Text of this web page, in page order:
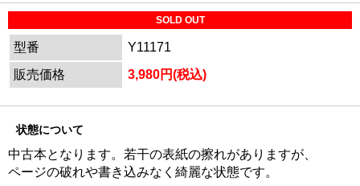
SOLD OUT
型番
Y11171
販売価格
3,980円(税込)
状態について
中古本となります。若干の表紙の擦れがありますが、
ページの破れや書き込みなく綺麗な状態です。